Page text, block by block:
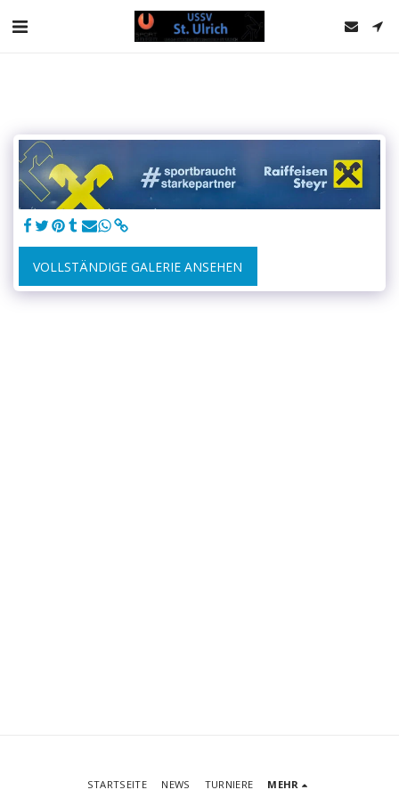
VOLLSTÄNDIGE GALERIE ANSEHEN
STARTSEITE NEWS TURNIERE MEHR